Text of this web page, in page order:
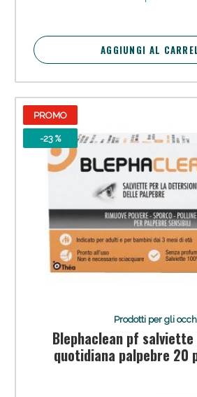
AGGIUNGI AL
PROMO
-23 %
Prodotti per gli
Blephaclean pf
quotidiana palpebre 20